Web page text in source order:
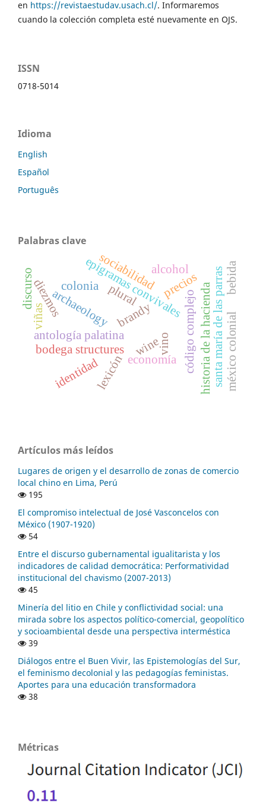
en https://revistaestudav.usach.cl/. Informaremos
cuando la colección completa esté nuevamente en OJS.
ISSN
0718-5014
Idioma
English
Español
Português
Palabras clave
epigramas convivales
antología palatina vino código complejo
plural
wine
brandy
bodega structures
archaeology
colonia precios
economía historia de la haciendasanta maría de las parras
diezmos
méxico colonial
viñas
discurso
lexicón
sociabilidad bebida
alcohol
identidad
Artículos más leídos
Lugares de origen y el desarrollo de zonas de comercio
local chino en Lima, Perú
195
El compromiso intelectual de José Vasconcelos con
México (1907-1920)
54
Entre el discurso gubernamental igualitarista y los
indicadores de calidad democrática: Performatividad
institucional del chavismo (2007-2013)
45
Minería del litio en Chile y conflictividad social: una
mirada sobre los aspectos político-comercial, geopolítico
y socioambiental desde una perspectiva interméstica
39
Diálogos entre el Buen Vivir, las Epistemologías del Sur,
el feminismo decolonial y las pedagogías feministas.
Aportes para una educación transformadora
38
Métricas